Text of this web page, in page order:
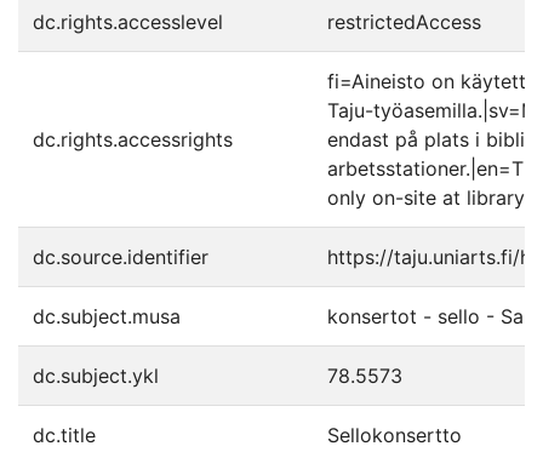
dc.rights.accesslevel restrictedAccess
dc.rights.accessrights
fi=Aineisto on
Taju-
endast på plats i
only on-site at
dc.source.identifier https://taju.uniarts.fi/
dc.subject.musa konsertot - sello -
dc.subject.ykl 78.5573
dc.title Sellokonsertto